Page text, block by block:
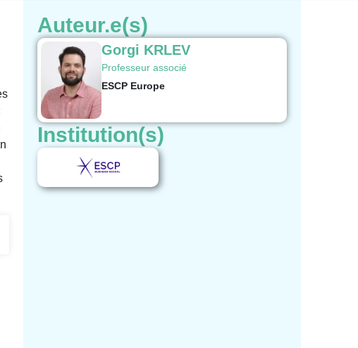
Auteur.e(s)
Gorgi KRLEV
Professeur associé
ESCP Europe
Institution(s)